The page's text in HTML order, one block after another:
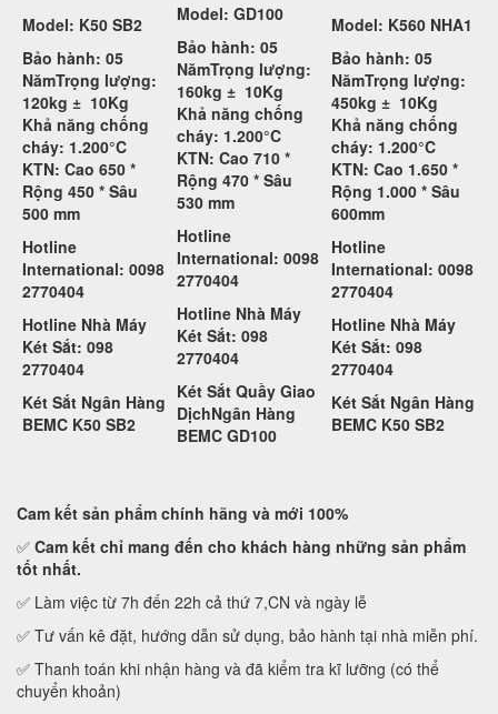
Model: K50 SB2
Bảo hành: 05
NămTrọng lượng:
120kg ± 10Kg
Khả năng chống
cháy: 1.200°C
KTN: Cao 650 *
Rộng 450 * Sâu
500 mm
Hotline
International: 0098
2770404
Hotline Nhà Máy
Két Sắt: 098
2770404
Két Sắt Ngân Hàng
BEMC K50 SB2
Model: GD100
Bảo hành: 05
NămTrọng lượng:
160kg ± 10Kg
Khả năng chống
cháy: 1.200°C
KTN: Cao 710 *
Rộng 470 * Sâu
530 mm
Hotline
International: 0098
2770404
Hotline Nhà Máy
Két Sắt: 098
2770404
Két Sắt Quầy Giao
DịchNgân Hàng
BEMC GD100
Model: K560 NHA1
Bảo hành: 05
NămTrọng lượng:
450kg ± 10Kg
Khả năng chống
cháy: 1.200°C
KTN: Cao 1.650 *
Rộng 1.000 * Sâu
600mm
Hotline
International: 0098
2770404
Hotline Nhà Máy
Két Sắt: 098
2770404
Két Sắt Ngân Hàng
BEMC K50 SB2
Cam kết sản phẩm chính hãng và mới 100%
✅ Cam kết chỉ mang đến cho khách hàng những sản phẩm
tốt nhất.
✅ Làm việc từ 7h đến 22h cả thứ 7,CN và ngày lễ
✅ Tư vấn kê đặt, hướng dẫn sử dụng, bảo hành tại nhà miễn phí.
✅ Thanh toán khi nhận hàng và đã kiểm tra kĩ lưỡng (có thể
chuyển khoản)